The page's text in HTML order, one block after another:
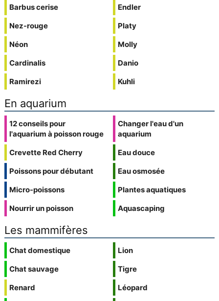
Barbus cerise
Nez-rouge
Néon
Cardinalis
Ramirezi
Endler
Platy
Molly
Danio
Kuhli
En aquarium
12 conseils pour
l'aquarium à poisson rouge
Crevette Red Cherry
Poissons pour débutant
Micro-poissons
Nourrir un poisson
Changer l'eau d'un
aquarium
Eau douce
Eau osmosée
Plantes aquatiques
Aquascaping
Les mammifères
Chat domestique
Chat sauvage
Renard
Lion
Tigre
Léopard